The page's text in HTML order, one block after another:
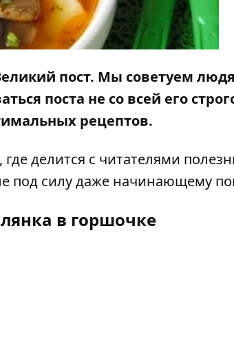
пост. Мы советуем
поста не со всей его
рецептов.
делится с читателями
под силу даже начинающему
в горшочке